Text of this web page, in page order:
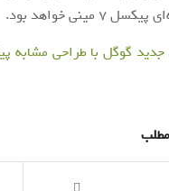
مینی خواهد بود.
گوگل با طراحی مشابه پیکسل 7 پرو